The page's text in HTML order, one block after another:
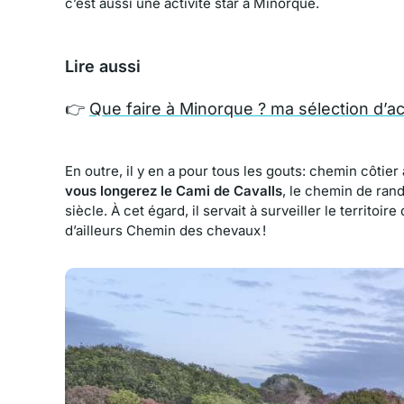
Lire aussi
👉 Que faire à Minorque ? ma sélection
En outre, il y en a pour tous les gouts: chemin
vous longerez le Cami de Cavalls, le chemin de
siècle. À cet égard, il servait à surveiller le territoire
d’ailleurs Chemin des chevaux !